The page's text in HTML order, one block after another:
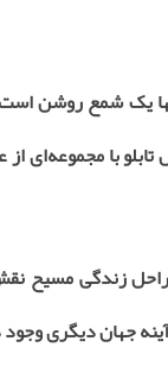
یک شمع روشن
با مجموعه‌ای
زندگی
دیگری وجود